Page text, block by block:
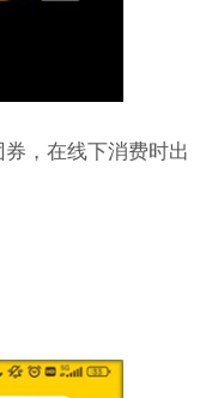
，在线下消费时出